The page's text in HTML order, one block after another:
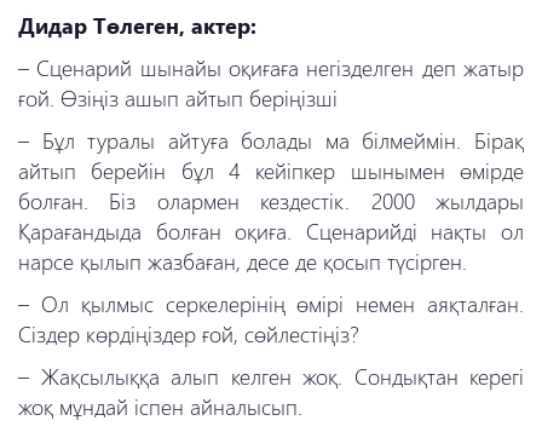
Дидар Төлеген, актер:
– Сценарий шынайы оқиғаға негізделген деп жатыр
ғой. Өзіңіз ашып айтып беріңізші
– Бұл туралы айтуға болады ма білмеймін. Бірақ
айтып берейін бұл 4 кейіпкер шынымен өмірде
болған. Біз олармен кездестік. 2000 жылдары
Қарағандыда болған оқиға. Сценарийді нақты ол
нарсе қылып жазбаған, десе де қосып түсірген.
– Ол қылмыс серкелерінің өмірі немен аяқталған.
Сіздер көрдіңіздер ғой, сөйлестіңіз?
– Жақсылыққа алып келген жоқ. Сондықтан керегі
жоқ мұндай іспен айналысып.